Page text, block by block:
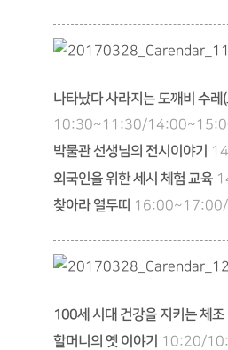
나타났다 사라지는 도깨비 수레
10:30~11:30/
박물관 선생님의 전시이야기
외국인을 위한 세시 체험 교육
찾아라 열두띠 16:00~17:00/
100세 시대 건강을 지키는 체조
할머니의 옛 이야기 10:20/